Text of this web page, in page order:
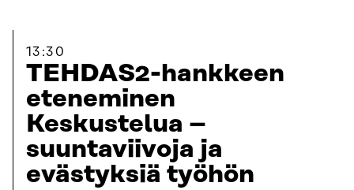
13:30
TEHDAS2-hankkeen
eteneminen
Keskustelua –
suuntaviivoja ja
evästyksiä työhön